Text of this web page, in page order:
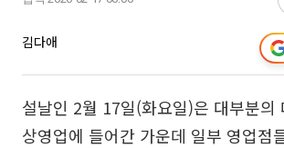
김다애
설날인 2월 17일(화요일)은 대부분의
상영업에 들어간 가운데 일부 영업점